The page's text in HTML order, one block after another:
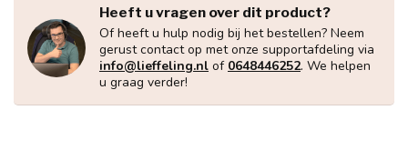
Heeft u vragen over dit product?
Of heeft u hulp nodig bij het bestellen? Neem
gerust contact op met onze supportafdeling via
info@lieffeling.nl of 0648446252. We helpen
u graag verder!